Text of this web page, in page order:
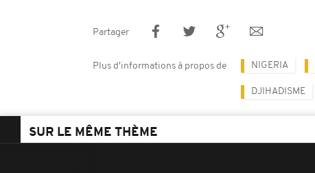
Partager
Plus d'informations à propos de NIGERIA
DJIHADISME
SUR LE MÊME THÈME